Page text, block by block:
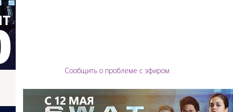
Сообщить о проблеме с эфиром